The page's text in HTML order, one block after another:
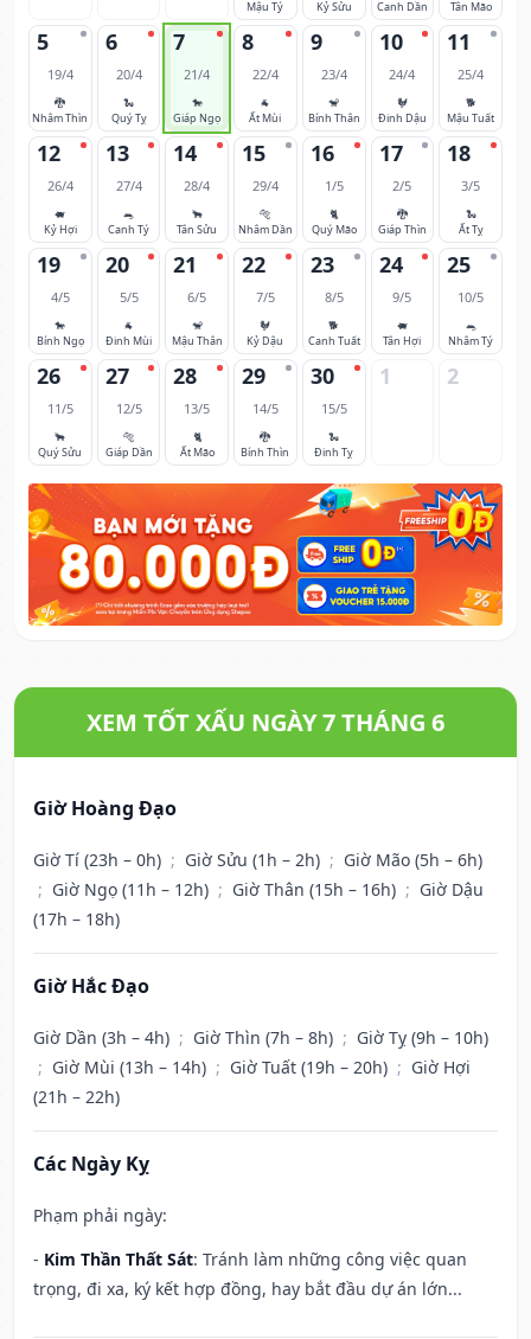
Mậu Tý
Kỷ Sửu
Canh Dần
Tân Mão
5
19/4
🐉
Nhâm Thìn
6
20/4
🐍
Quý Tỵ
7
21/4
🐎
Giáp Ngọ
8
22/4
🐐
Ất Mùi
9
23/4
🐒
Bính Thân
10
24/4
🐓
Đinh Dậu
11
25/4
🐕
Mậu Tuất
12
26/4
🐖
Kỷ Hợi
13
27/4
🐀
Canh Tý
14
28/4
🐂
Tân Sửu
15
29/4
🐅
Nhâm Dần
16
1/5
🐈
Quý Mão
17
2/5
🐉
Giáp Thìn
18
3/5
🐍
Ất Tỵ
19
4/5
🐎
Bính Ngọ
20
5/5
🐐
Đinh Mùi
21
6/5
🐒
Mậu Thân
22
7/5
🐓
Kỷ Dậu
23
8/5
🐕
Canh Tuất
24
9/5
🐖
Tân Hợi
25
10/5
🐀
Nhâm Tý
26
11/5
🐂
Quý Sửu
27
12/5
🐅
Giáp Dần
28
13/5
🐈
Ất Mão
29
14/5
🐉
Bính Thìn
30
15/5
🐍
Đinh Tỵ
1 2
XEM TỐT XẤU NGÀY 7 THÁNG 6
Giờ Hoàng Đạo
Giờ Tí (23h – 0h) ; Giờ Sửu (1h – 2h) ; Giờ Mão (5h – 6h)
; Giờ Ngọ (11h – 12h) ; Giờ Thân (15h – 16h) ; Giờ Dậu
(17h – 18h)
Giờ Hắc Đạo
Giờ Dần (3h – 4h) ; Giờ Thìn (7h – 8h) ; Giờ Tỵ (9h – 10h)
; Giờ Mùi (13h – 14h) ; Giờ Tuất (19h – 20h) ; Giờ Hợi
(21h – 22h)
Các Ngày Kỵ
Phạm phải ngày:
- Kim Thần Thất Sát: Tránh làm những công việc quan
trọng, đi xa, ký kết hợp đồng, hay bắt đầu dự án lớn...